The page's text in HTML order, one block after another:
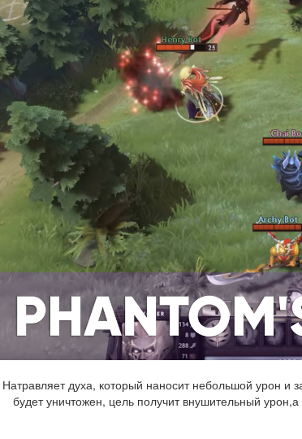
Натравляет духа, который наносит небольшой урон и
будет уничтожен, цель получит внушительный